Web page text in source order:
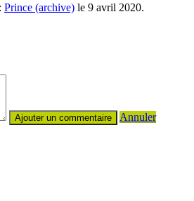
Prince (archive) le 9 avril 2020.
Annuler